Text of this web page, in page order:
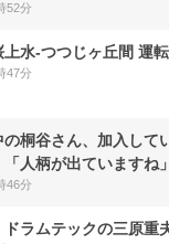
52分
水-つつじヶ丘間 運転
47分
桐谷さん、加入して
「人柄が出ていますね」
46分
ドラムテックの三原